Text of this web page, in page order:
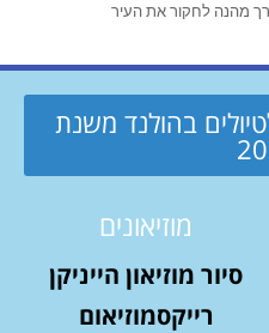
מהנה לחקור את העיר
בהולנד משנת
מוזיאונים
סיור מוזיאון הייניקן
רייקסמוזיאום